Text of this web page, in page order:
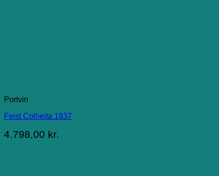
Portvin
Feist Colheita 1937
4.798,00 kr.